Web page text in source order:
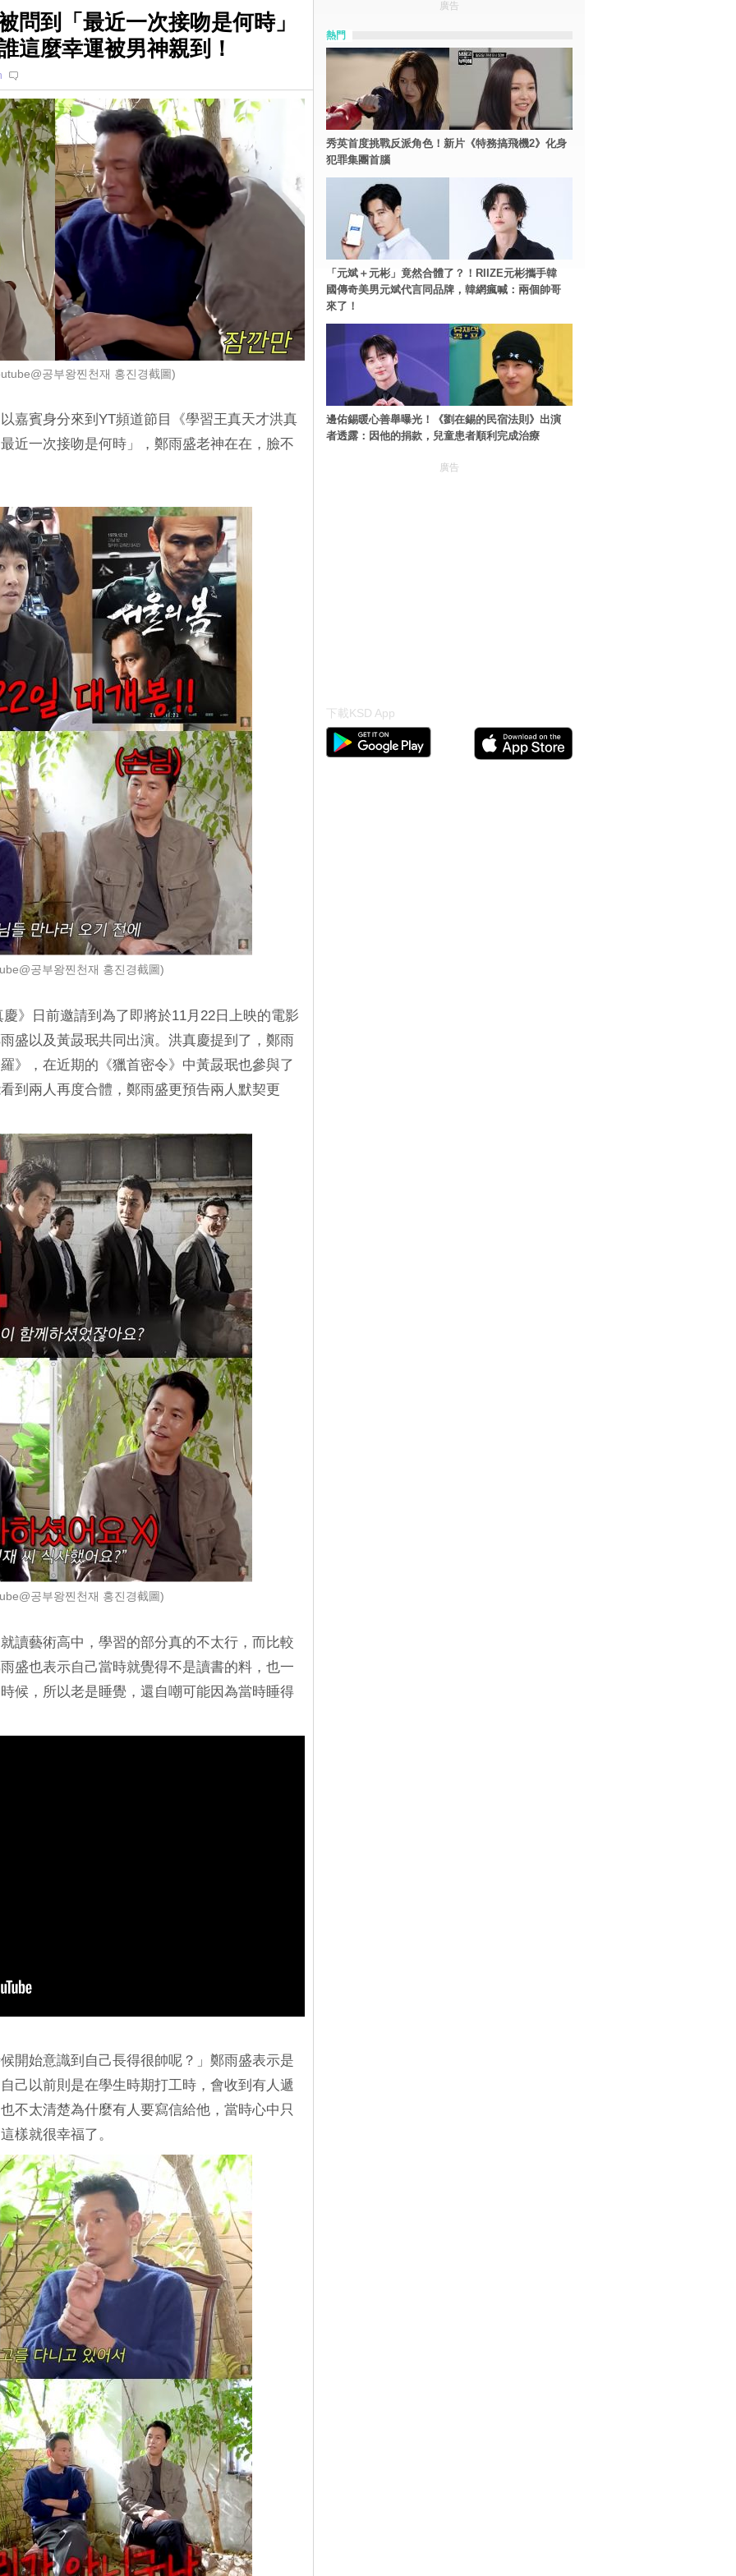
問到「最近一次接吻是何時」
這麼幸運被男神親到！
공부왕찐천재 홍진경截圖)
嘉賓身分來到YT頻道節目《學習王真天才洪真
近一次接吻是何時」，鄭雨盛老神在在，臉不
공부왕찐천재 홍진경截圖)
》日前邀請到為了即將於11月22日上映的電影
盛以及黃晸珉共同出演。洪真慶提到了，鄭雨
》，在近期的《獵首密令》中黃晸珉也參與了
到兩人再度合體，鄭雨盛更預告兩人默契更
공부왕찐천재 홍진경截圖)
讀藝術高中，學習的部分真的不太行，而比較
盛也表示自己當時就覺得不是讀書的料，也一
候，所以老是睡覺，還自嘲可能因為當時睡得
開始意識到自己長得很帥呢？」鄭雨盛表示是
己以前則是在學生時期打工時，會收到有人遞
不太清楚為什麼有人要寫信給他，當時心中只
樣就很幸福了。
廣告
熱門
秀英首度挑戰反派角色！新片《特務搞飛機2》化身
犯罪集團首腦
「元斌＋元彬」竟然合體了？！RIIZE元彬攜手韓
國傳奇美男元斌代言同品牌，韓網瘋喊：兩個帥哥
來了！
邊佑錫暖心善舉曝光！《劉在錫的民宿法則》出演
者透露：因他的捐款，兒童患者順利完成治療
廣告
下載KSD App